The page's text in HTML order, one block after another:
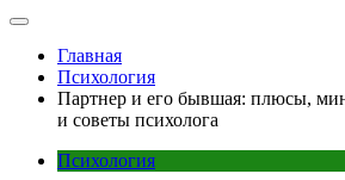
Главная
Психология
Партнер и его бывшая: плюсы,
и советы психолога
Психология